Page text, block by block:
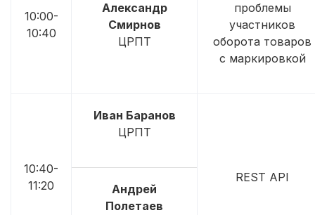
10:00-
10:40
Александр
Смирнов
ЦРПТ
проблемы
участников
оборота товаров
с маркировкой
10:40-
11:20
Иван Баранов
ЦРПТ
REST API
Андрей
Полетаев